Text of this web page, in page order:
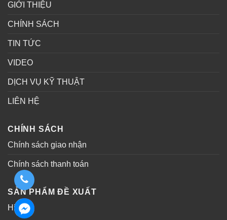
GIỚI THIỆU
CHÍNH SÁCH
TIN TỨC
VIDEO
DỊCH VỤ KỸ THUẬT
LIÊN HỆ
CHÍNH SÁCH
Chính sách giao nhận
Chính sách thanh toán
SẢN PHẨM ĐỀ XUẤT
Hitachi